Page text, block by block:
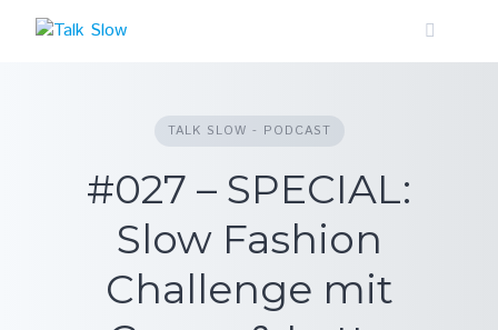
TALK SLOW - PODCAST
#027 – SPECIAL:
Slow Fashion
Challenge mit